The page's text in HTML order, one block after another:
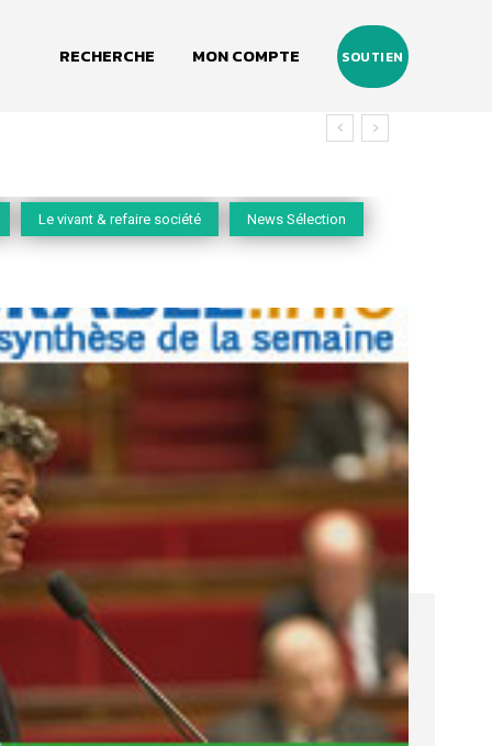
RECHERCHE MON COMPTE SOUTIEN
Le vivant & refaire société News Sélection